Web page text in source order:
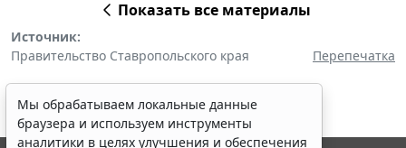
Показать все материалы
Источник:
Правительство Ставропольского края
Перепечатка
Мы обрабатываем локальные данные
браузера и используем инструменты
аналитики в целях улучшения и обеспечения